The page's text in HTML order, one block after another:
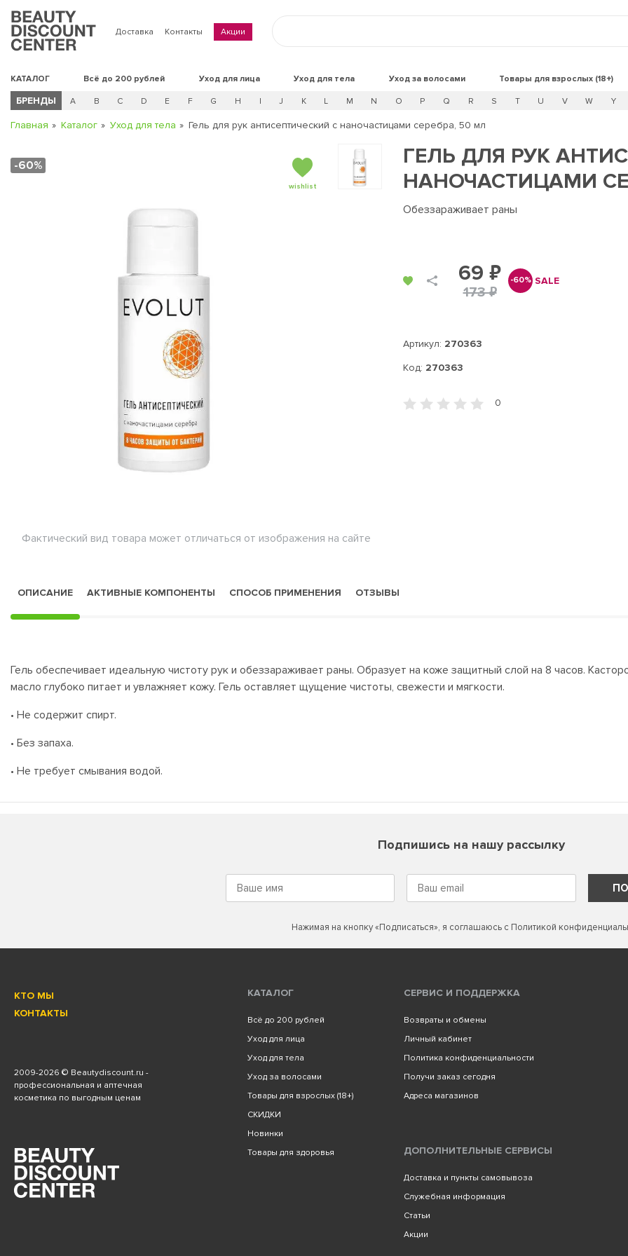
Доставка Контакты Акции
КАТАЛОГ Всё до 200 рублей Уход для лица Уход для тела Уход за волосами Товары для взрослых (18+)
БРЕНДЫ A B C D E F G H I J K L M N O P Q R S T U V W Y
Главная Каталог Уход для тела Гель для рук антисептический с наночастицами серебра, 50 мл
-60%
wishlist
Фактический вид товара может отличаться от изображения на сайте
ГЕЛЬ ДЛЯ РУК
НАНОЧАСТИЦАМИ
Обеззараживает раны
69 ₽
173 ₽
-60% SALE
Артикул: 270363
Код: 270363
0
ОПИСАНИЕ АКТИВНЫЕ КОМПОНЕНТЫ СПОСОБ ПРИМЕНЕНИЯ ОТЗЫВЫ
Гель обеспечивает идеальную чистоту рук и обеззараживает раны. Образует на коже защитный слой на 8 часов.
масло глубоко питает и увлажняет кожу. Гель оставляет щущение чистоты, свежести и мягкости.
• Не содержит спирт.
• Без запаха.
• Не требует смывания водой.
Подпишись на нашу рассылку
Нажимая на кнопку «Подписаться», я соглашаюсь с Политикой
КТО МЫ
КОНТАКТЫ
2009-2026 © Beautydiscount.ru -
профессиональная и аптечная
косметика по выгодным ценам
КАТАЛОГ
Всё до 200 рублей
Уход для лица
Уход для тела
Уход за волосами
Товары для взрослых (18+)
СКИДКИ
Новинки
Товары для здоровья
СЕРВИС И ПОДДЕРЖКА
Возвраты и обмены
Личный кабинет
Политика конфиденциальности
Получи заказ сегодня
Адреса магазинов
ДОПОЛНИТЕЛЬНЫЕ СЕРВИСЫ
Доставка и пункты самовывоза
Служебная информация
Статьи
Акции